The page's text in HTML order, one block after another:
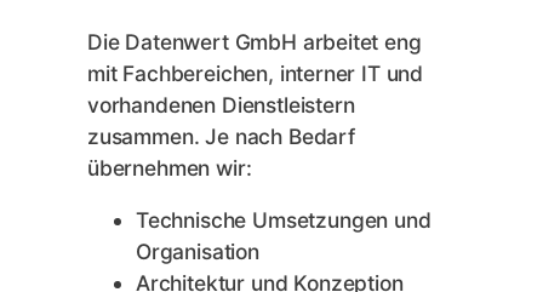
Die Datenwert GmbH arbeitet eng
mit Fachbereichen, interner IT und
vorhandenen Dienstleistern
zusammen. Je nach Bedarf
übernehmen wir:
Technische Umsetzungen und
Organisation
Architektur und Konzeption